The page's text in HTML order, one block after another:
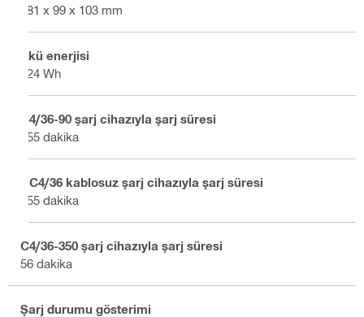
181 x 99 x 103 mm
Akü enerjisi
324 Wh
C4/36-90 şarj cihazıyla şarj süresi
255 dakika
RC4/36 kablosuz şarj cihazıyla şarj süresi
255 dakika
C4/36-350 şarj cihazıyla şarj süresi
56 dakika
Şarj durumu gösterimi